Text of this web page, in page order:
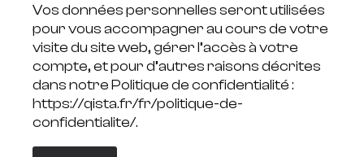
Vos données personnelles seront utilisées
pour vous accompagner au cours de votre
visite du site web, gérer l’accès à votre
compte, et pour d’autres raisons décrites
dans notre Politique de confidentialité :
https://qista.fr/fr/politique-de-
confidentialite/.